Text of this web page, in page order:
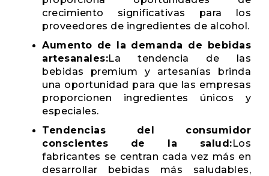
crecimiento significativas para los
proveedores de ingredientes de alcohol.
Aumento de la demanda de bebidas
artesanales:La tendencia de las
bebidas premium y artesanías brinda
una oportunidad para que las empresas
proporcionen ingredientes únicos y
especiales.
Tendencias del consumidor
conscientes de la salud:Los
fabricantes se centran cada vez más en
desarrollar bebidas más saludables,